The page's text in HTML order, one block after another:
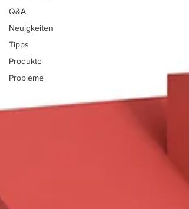
Q&A
Neuigkeiten
Tipps
Produkte
Probleme